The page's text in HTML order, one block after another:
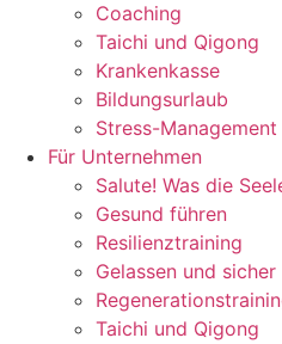
Coaching
Taichi und Qigong
Krankenkasse
Bildungsurlaub
Stress-Management
Für Unternehmen
Salute! Was die
Gesund führen
Resilienztraining
Gelassen und
Taichi und Qigong